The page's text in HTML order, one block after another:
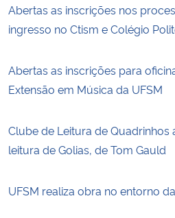
Abertas as inscrições nos
ingresso no Ctism e Colégio
Abertas as inscrições para
Extensão em Música da UFSM
Clube de Leitura de
leitura de Golias, de Tom Gauld
UFSM realiza obra no entorno